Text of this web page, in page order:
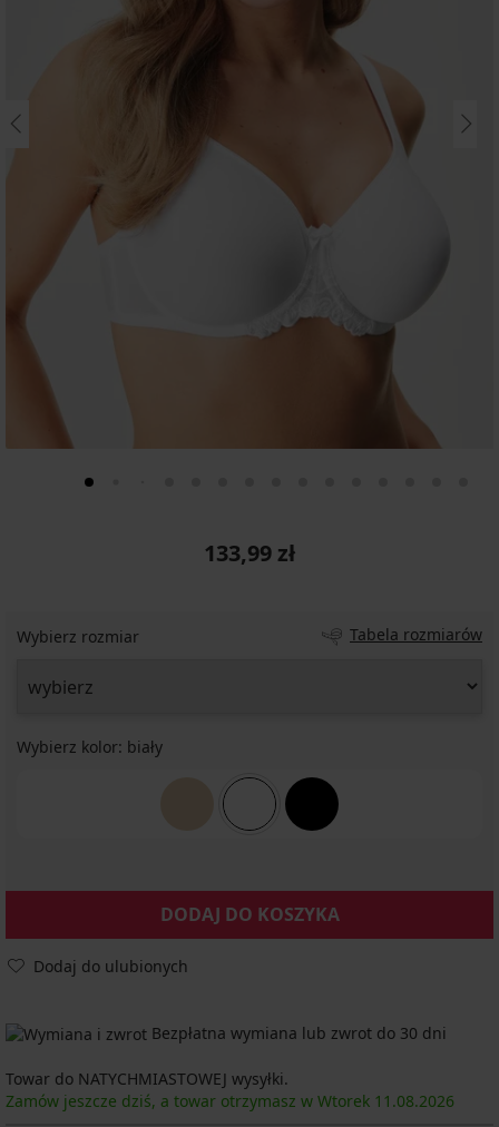
133,99 zł
Wybierz rozmiar Tabela rozmiarów
Wybierz kolor: biały
DODAJ DO KOSZYKA
Dodaj do ulubionych
Bezpłatna wymiana lub zwrot do 30 dni
Towar do NATYCHMIASTOWEJ wysyłki.
Zamów jeszcze dziś, a towar otrzymasz w Wtorek 11.08.2026